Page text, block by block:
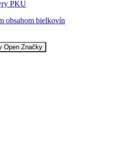
PKU
obsahom bielkovín
Open Značky